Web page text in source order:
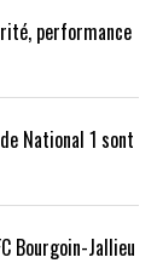
performance
National 1 sont
Bourgoin-Jallieu